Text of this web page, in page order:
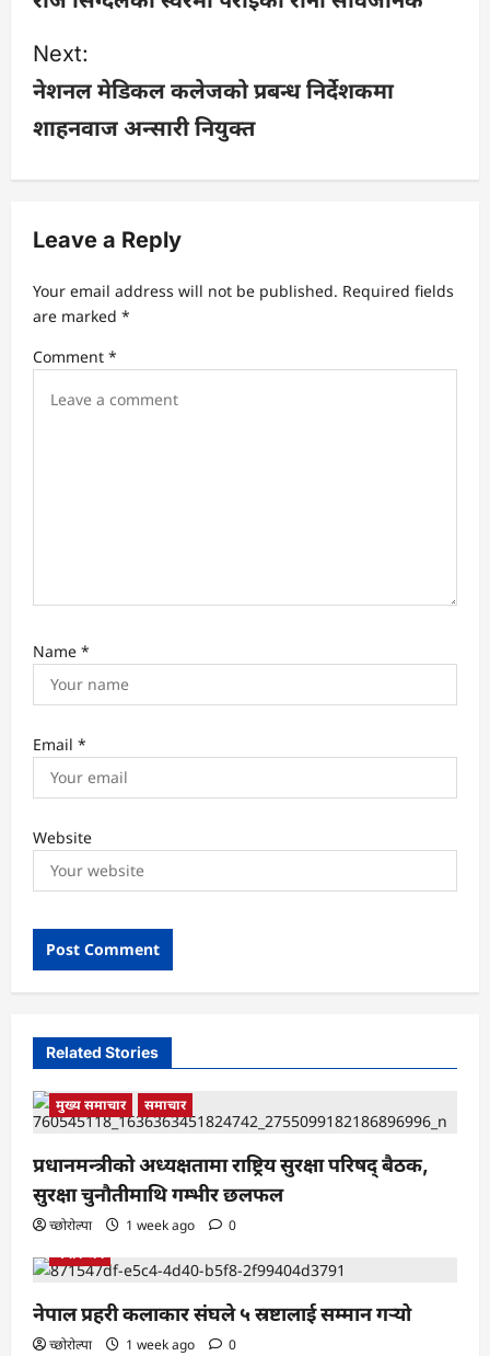
s
t
n
v
i
g
Next:
नेशनल मेडिकल कलेजको प्रबन्ध निर्देशकमा
शाहनवाज अन्सारी नियुक्त
Leave a Reply
Your email address will not be published. Required fields
are marked *
Comment *
Name *
Email *
Website
Related Stories
मुख्य समाचार समाचार
प्रधानमन्त्रीको अध्यक्षतामा राष्ट्रिय सुरक्षा परिषद् बैठक,
सुरक्षा चुनौतीमाथि गम्भीर छलफल
च्छोरोल्पा 1 week ago
0
मनोरन्जन
नेपाल प्रहरी कलाकार संघले ५ स्रष्टालाई सम्मान गर्‍यो
च्छोरोल्पा 1 week ago
0